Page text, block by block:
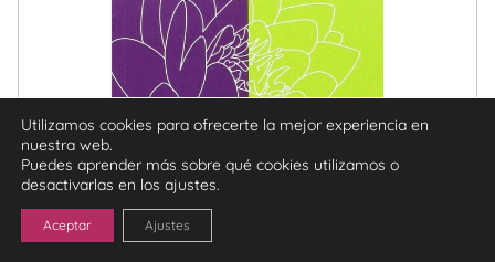
Utilizamos cookies para ofrecerte la mejor experiencia en
nuestra web.
Puedes aprender más sobre qué cookies utilizamos o
desactivarlas en los ajustes.
Aceptar Ajustes